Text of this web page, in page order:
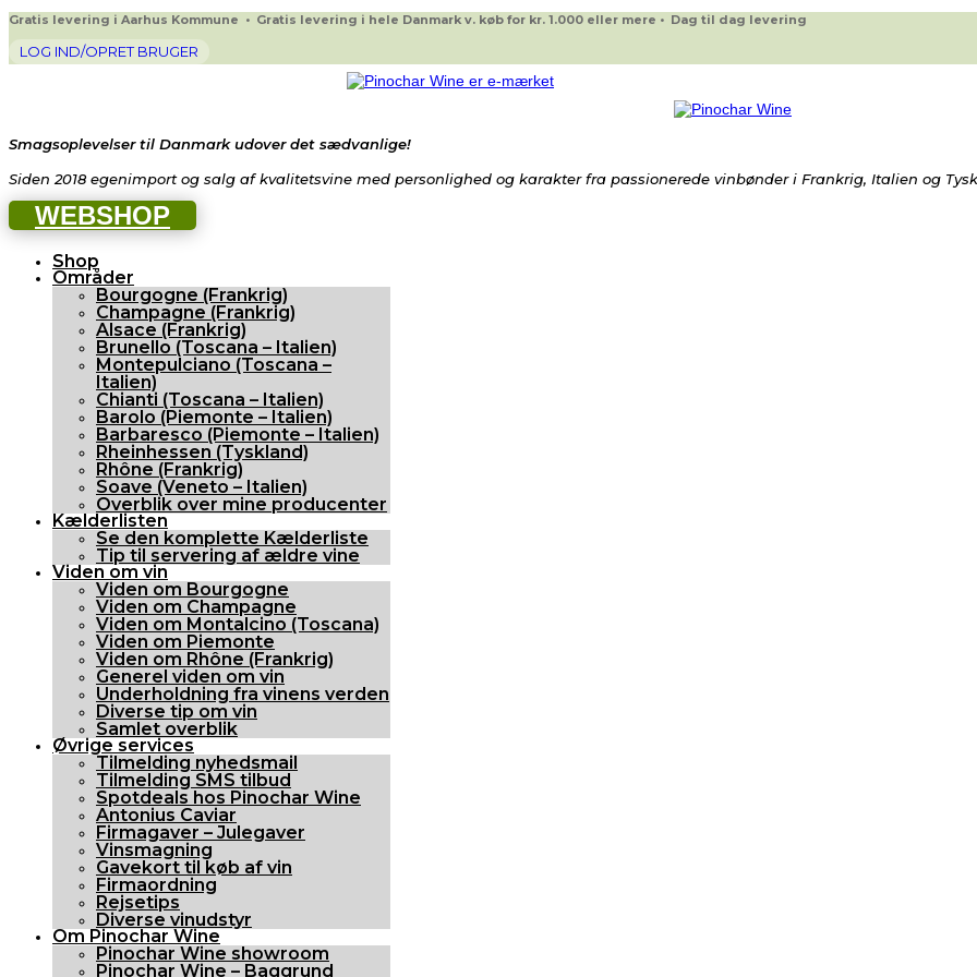
Gratis levering i Aarhus Kommune • Gratis levering i hele Danmark v. køb for kr. 1.000 eller mere • Dag til dag levering
LOG IND/OPRET BRUGER
Smagsoplevelser til Danmark udover det sædvanlige!
Siden 2018 egenimport og salg af kvalitetsvine med personlighed og karakter fra passionerede vinbønder i Frankrig, Italien og
WEBSHOP
Shop
Områder
Bourgogne (Frankrig)
Champagne (Frankrig)
Alsace (Frankrig)
Brunello (Toscana – Italien)
Montepulciano (Toscana –
Italien)
Chianti (Toscana – Italien)
Barolo (Piemonte – Italien)
Barbaresco (Piemonte – Italien)
Rheinhessen (Tyskland)
Rhône (Frankrig)
Soave (Veneto – Italien)
Overblik over mine producenter
Kælderlisten
Se den komplette Kælderliste
Tip til servering af ældre vine
Viden om vin
Viden om Bourgogne
Viden om Champagne
Viden om Montalcino (Toscana)
Viden om Piemonte
Viden om Rhône (Frankrig)
Generel viden om vin
Underholdning fra vinens verden
Diverse tip om vin
Samlet overblik
Øvrige services
Tilmelding nyhedsmail
Tilmelding SMS tilbud
Spotdeals hos Pinochar Wine
Antonius Caviar
Firmagaver – Julegaver
Vinsmagning
Gavekort til køb af vin
Firmaordning
Rejsetips
Diverse vinudstyr
Om Pinochar Wine
Pinochar Wine showroom
Pinochar Wine – Baggrund